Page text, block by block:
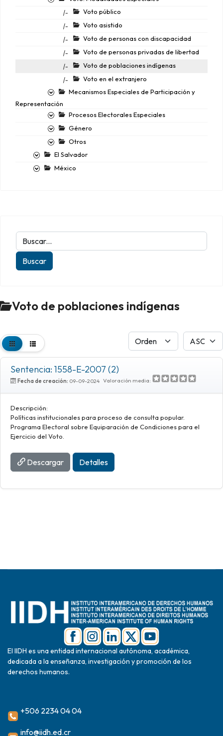
|-
Voto público
|-
Voto asistido
|-
Voto de personas con discapacidad
|-
Voto de personas privadas de libertad
|-
Voto de poblaciones indígenas
|-
Voto en el extranjero
Mecanismos Especiales de Participación y
Representación
Procesos Electorales Especiales
Género
Otros
El Salvador
México
Voto de poblaciones indígenas
Sentencia: 1558-E-2007 (2)
Fecha de creación: 09-09-2024 Valoración media:
Descripción:
Políticas institucionales para proceso de consulta popular.
Programa Electoral sobre Equiparación de Condiciones para el
Ejercicio del Voto.
Descargar Detalles
El IIDH es una entidad internacional autónoma, académica,
dedicada a la enseñanza, investigación y promoción de los
derechos humanos.
+506 2234 04 04
info@iidh.ed.cr